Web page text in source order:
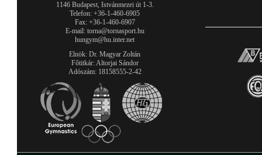
1146 Budapest, Istvánmezei út 1-3.
Telefon: +36-1-460-6905
Fax: +36-1-460-6907
E-mail: torna@tornasport.hu
hungym@hu.inter.net
Elnök: Dr. Magyar Zoltán
Főtitkár: Altorjai Sándor
Adószám: 18158555-2-42